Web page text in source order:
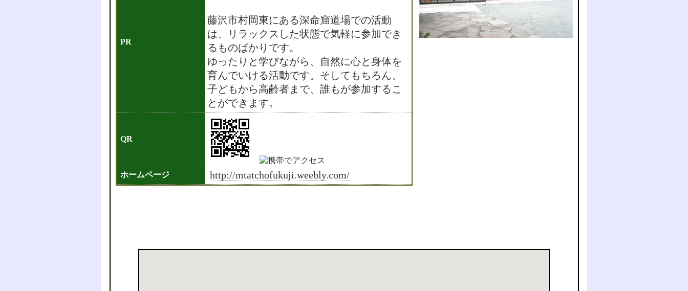
PR
藤沢市村岡東にある深命窟道場での活動
は、リラックスした状態で気軽に参加でき
るものばかりです。
ゆったりと学びながら、自然に心と身体を
育んでいける活動です。そしてもちろん、
子どもから高齢者まで、誰もが参加するこ
とができます。
QR
ホームページ http://mtatchofukuji.weebly.com/